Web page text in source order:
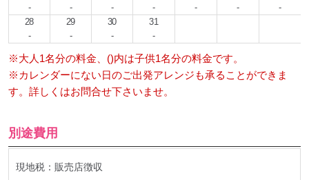
-
-
-
-
-
-
-
28
-
29
-
30
-
31
-
※大人1名分の料金、()内は子供1名分の料金です。
※カレンダーにない日のご出発アレンジも承ることができま
す。詳しくはお問合せ下さいませ。
別途費用
現地税：販売店徴収